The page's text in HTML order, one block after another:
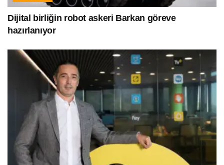
Dijital birliğin robot askeri Barkan göreve
hazırlanıyor